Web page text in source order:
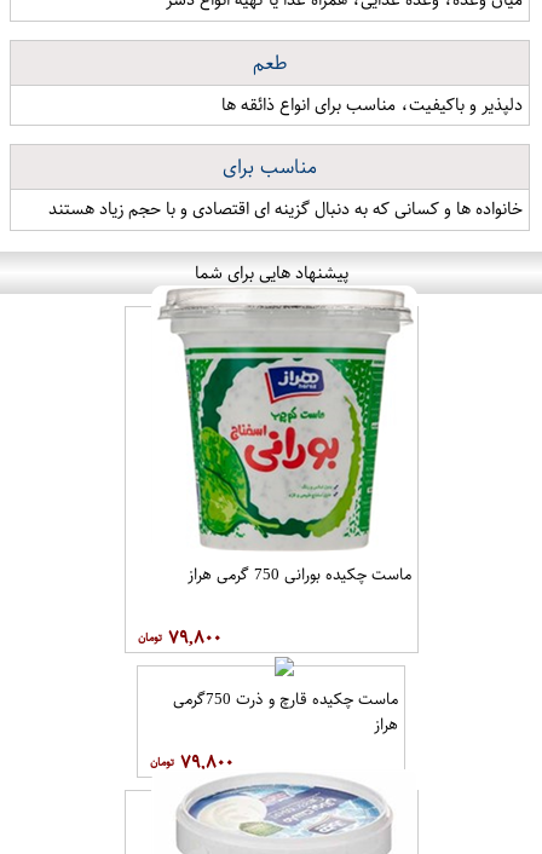
طعم
دلپذیر و باکیفیت، مناسب برای انواع ذائقه ها
مناسب برای
خانواده ها و کسانی که به دنبال گزینه ای اقتصادی و با حجم زیاد هستند
پیشنهاد هایی برای شما
ماست چکیده بورانی 750 گرمی هراز
۷۹,۸۰۰
ماست چکیده قارچ و ذرت 750گرمی
هراز
۷۹,۸۰۰